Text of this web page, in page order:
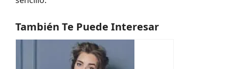
También Te Puede Interesar